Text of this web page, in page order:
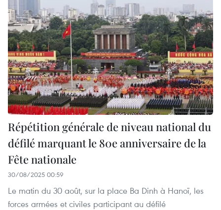
Répétition générale de niveau national du
défilé marquant le 80e anniversaire de la
Fête nationale
30/08/2025 00:59
Le matin du 30 août, sur la place Ba Dinh à Hanoï, les
forces armées et civiles participant au défilé